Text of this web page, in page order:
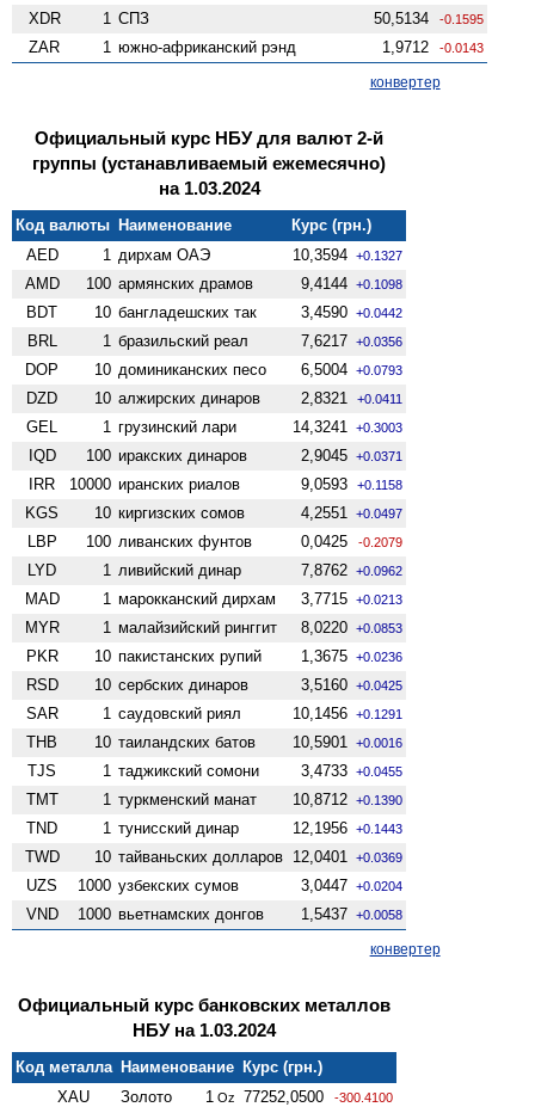
XDR 1 СПЗ 50,5134 -0.1595
ZAR 1 южно-африканский рэнд 1,9712 -0.0143
конвертер
Официальный курс НБУ для валют 2-й
группы (устанавливаемый ежемесячно)
на 1.03.2024
Код валюты Наименование
Курс (грн.)
AED
1 дирхам ОАЭ 10,3594 +0.1327
AMD 100 армянских драмов 9,4144 +0.1098
BDT 10 бангладешских так 3,4590 +0.0442
BRL 1 бразильский реал 7,6217 +0.0356
DOP 10 доминиканских песо 6,5004 +0.0793
DZD 10 алжирских динаров 2,8321 +0.0411
GEL 1 грузинский лари 14,3241 +0.3003
IQD 100 иракских динаров 2,9045 +0.0371
IRR 10000 иранских риалов 9,0593 +0.1158
KGS 10 киргизских сомов 4,2551 +0.0497
LBP 100 ливанских фунтов 0,0425 -0.2079
LYD 1 ливийский динар 7,8762 +0.0962
MAD 1 марокканский дирхам 3,7715 +0.0213
MYR 1 малайзийский ринггит 8,0220 +0.0853
PKR 10 пакистанских рупий 1,3675 +0.0236
RSD 10 сербских динаров 3,5160 +0.0425
SAR 1 саудовский риял 10,1456 +0.1291
THB 10 таиландских батов 10,5901 +0.0016
TJS 1 таджикский сомони 3,4733 +0.0455
TMT 1 туркменский манат 10,8712 +0.1390
TND 1 тунисский динар 12,1956 +0.1443
TWD 10 тайваньских долларов 12,0401 +0.0369
UZS 1000 узбекских сумов 3,0447 +0.0204
VND 1000 вьетнамских донгов 1,5437 +0.0058
конвертер
Официальный курс банковских металлов
НБУ на 1.03.2024
Код металла Наименование Курс (грн.)
XAU
Золото 1 Oz 77252,0500 -300.4100